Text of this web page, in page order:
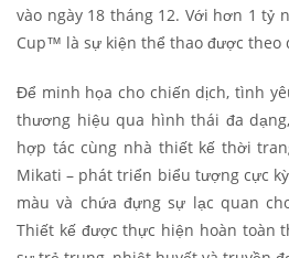
vào ngày 18 tháng 12. Với hơn 1 tỷ
Cup™ là sự kiện thể thao được theo
Để minh họa cho chiến dịch, tình
thương hiệu qua hình thái đa
hợp tác cùng nhà thiết kế thời
Mikati – phát triển biểu tượng cực
màu và chứa đựng sự lạc quan
Thiết kế được thực hiện hoàn toàn